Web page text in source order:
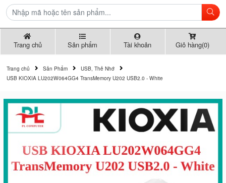
Trang chủ Sản phẩm Tài khoản Giỏ hàng(0)
Trang chủ Sản Phẩm
USB, Thẻ Nhớ
USB KIOXIA LU202W064GG4 TransMemory U202 USB2.0 - White